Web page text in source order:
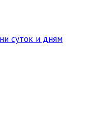
суток и дням